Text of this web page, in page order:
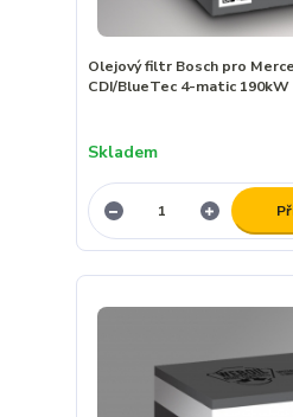
Olejový filtr Bosch pro
CDI/BlueTec 4-matic 190kW
Skladem